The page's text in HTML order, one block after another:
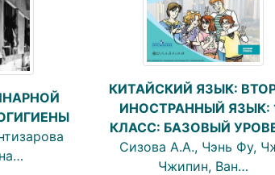
КИТАЙСКИЙ ЯЗЫК:
ИНОСТРАННЫЙ ЯЗЫК:
КЛАСС: БАЗОВЫЙ
Сизова А.А., Чэнь Фу,
Чжипин, Ван…